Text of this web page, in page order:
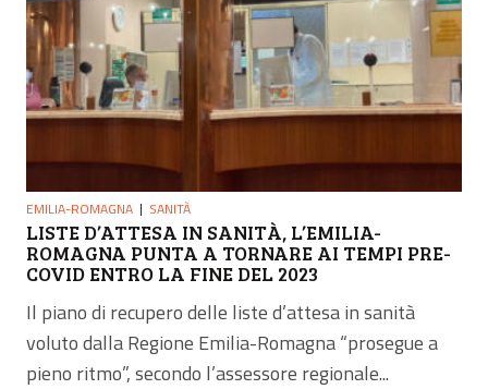
EMILIA-ROMAGNA SANITÀ
LISTE D’ATTESA IN SANITÀ, L’EMILIA-
ROMAGNA PUNTA A TORNARE AI TEMPI PRE-
COVID ENTRO LA FINE DEL 2023
Il piano di recupero delle liste d’attesa in sanità
voluto dalla Regione Emilia-Romagna “prosegue a
pieno ritmo”, secondo l’assessore regionale...